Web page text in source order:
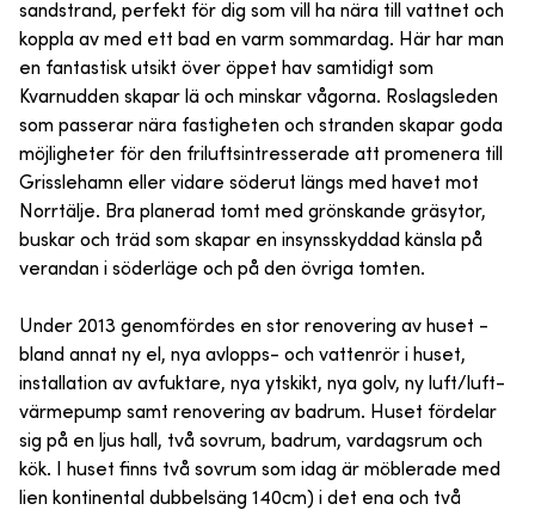
sandstrand, perfekt för dig som vill ha nära till vattnet och
koppla av med ett bad en varm sommardag. Här har man
en fantastisk utsikt över öppet hav samtidigt som
Kvarnudden skapar lä och minskar vågorna. Roslagsleden
som passerar nära fastigheten och stranden skapar goda
möjligheter för den friluftsintresserade att promenera till
Grisslehamn eller vidare söderut längs med havet mot
Norrtälje. Bra planerad tomt med grönskande gräsytor,
buskar och träd som skapar en insynsskyddad känsla på
verandan i söderläge och på den övriga tomten.
Under 2013 genomfördes en stor renovering av huset -
bland annat ny el, nya avlopps- och vattenrör i huset,
installation av avfuktare, nya ytskikt, nya golv, ny luft/luft-
värmepump samt renovering av badrum. Huset fördelar
sig på en ljus hall, två sovrum, badrum, vardagsrum och
kök. I huset finns två sovrum som idag är möblerade med
lien kontinental dubbelsäng 140cm) i det ena och två